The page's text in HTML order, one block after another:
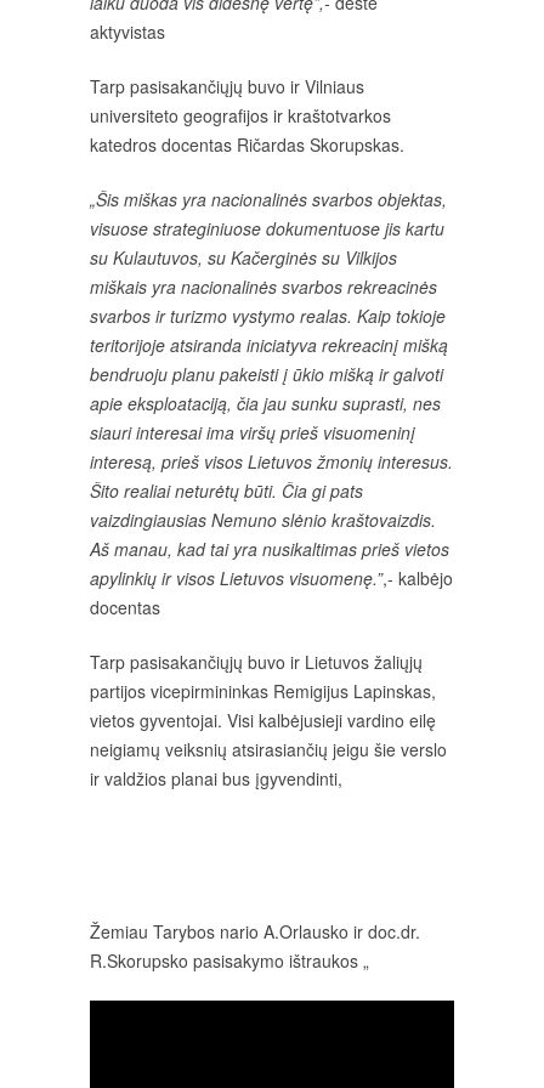
aktyvistas
Tarp pasisakančiųjų buvo ir Vilniaus
universiteto geografijos ir kraštotvarkos
katedros docentas Ričardas Skorupskas.
„Šis miškas yra nacionalinės svarbos objektas,
visuose strateginiuose dokumentuose jis kartu
su Kulautuvos, su Kačerginės su Vilkijos
miškais yra nacionalinės svarbos rekreacinės
svarbos ir turizmo vystymo realas. Kaip tokioje
teritorijoje atsiranda iniciatyva rekreacinį mišką
bendruoju planu pakeisti į ūkio mišką ir galvoti
apie eksploataciją, čia jau sunku suprasti, nes
siauri interesai ima viršų prieš visuomeninį
interesą, prieš visos Lietuvos žmonių interesus.
Šito realiai neturėtų būti. Čia gi pats
vaizdingiausias Nemuno slėnio kraštovaizdis.
Aš manau, kad tai yra nusikaltimas prieš vietos
apylinkių ir visos Lietuvos visuomenę.”,- kalbėjo
docentas
Tarp pasisakančiųjų buvo ir Lietuvos žaliųjų
partijos vicepirmininkas Remigijus Lapinskas,
vietos gyventojai. Visi kalbėjusieji vardino eilę
neigiamų veiksnių atsirasiančių jeigu šie verslo
ir valdžios planai bus įgyvendinti,
Žemiau Tarybos nario A.Orlausko ir doc.dr.
R.Skorupsko pasisakymo ištraukos „